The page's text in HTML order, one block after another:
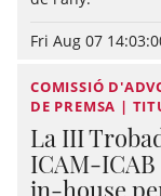
Fri Aug 07
COMISSIÓ
DE PREMSA |
La III
ICAM-ICAB